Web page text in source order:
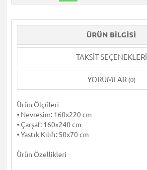
ÜRÜN BILGISI
TAKSIT SEÇENEKLERI
YORUMLAR (0)
Ürün Ölçüleri
• Nevresim: 160x220 cm
• Çarşaf: 160x240 cm
• Yastık Kılıfı: 50x70 cm
Ürün Özellikleri